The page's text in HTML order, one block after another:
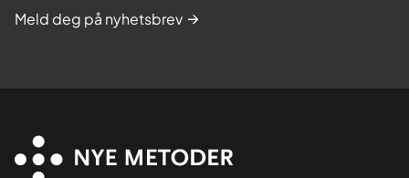
Meld deg på nyhetsbrev